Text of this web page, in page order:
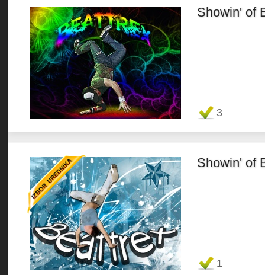
Showin' of
Favorit 3
Showin' of
Favorit 1